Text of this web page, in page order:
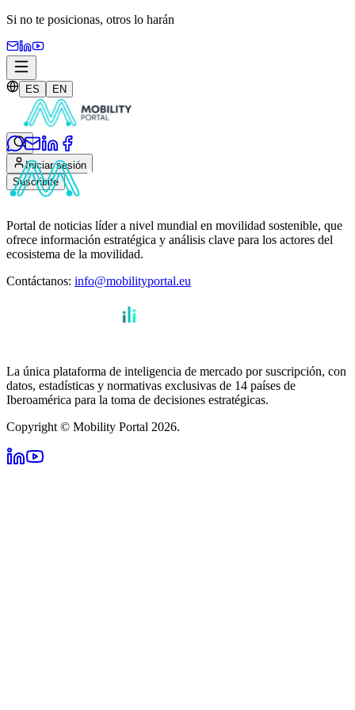
Si no te posicionas, otros lo harán
ES EN
Iniciar sesión
Suscribite
Portal de noticias líder a nivel mundial en movilidad sostenible, que
ofrece información estratégica y análisis clave para los actores del
ecosistema de la movilidad.
Contáctanos: info@mobilityportal.eu
La única plataforma de inteligencia de mercado por suscripción, con
datos, estadísticas y normativas exclusivas de 14 países de
Iberoamérica para la toma de decisiones estratégicas.
Copyright © Mobility Portal 2026.